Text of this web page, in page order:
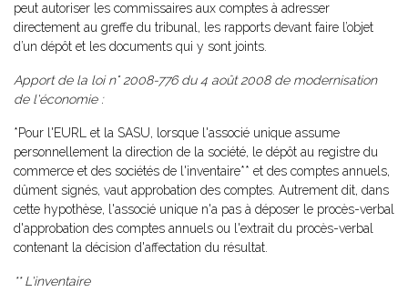
peut autoriser les commissaires aux comptes à adresser
directement au greffe du tribunal, les rapports devant faire l’objet
d’un dépôt et les documents qui y sont joints.
Apport de la loi n° 2008-776 du 4 août 2008 de modernisation
de l'économie :
*Pour l'EURL et la SASU, lorsque l'associé unique assume
personnellement la direction de la société, le dépôt au registre du
commerce et des sociétés de l'inventaire** et des comptes annuels,
dûment signés, vaut approbation des comptes. Autrement dit, dans
cette hypothèse, l'associé unique n'a pas à déposer le procès-verbal
d'approbation des comptes annuels ou l'extrait du procès-verbal
contenant la décision d'affectation du résultat.
** L'inventaire